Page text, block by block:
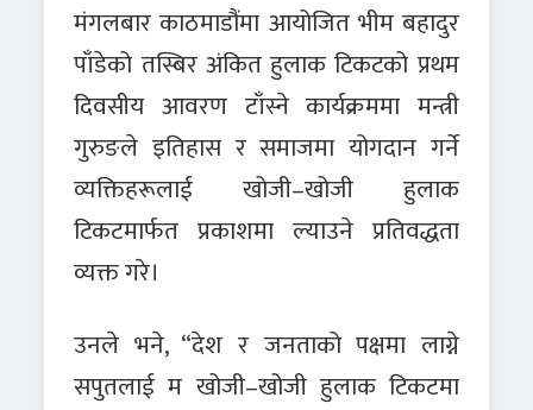
मंगलबार काठमाडौंमा आयोजित भीम बहादुर
पाँडेको तस्बिर अंकित हुलाक टिकटको प्रथम
दिवसीय आवरण टाँस्ने कार्यक्रममा मन्त्री
गुरुङले इतिहास र समाजमा योगदान गर्ने
व्यक्तिहरूलाई खोजी–खोजी हुलाक
टिकटमार्फत प्रकाशमा ल्याउने प्रतिवद्धता
व्यक्त गरे।
उनले भने, “देश र जनताको पक्षमा लाग्ने
सपुतलाई म खोजी–खोजी हुलाक टिकटमा